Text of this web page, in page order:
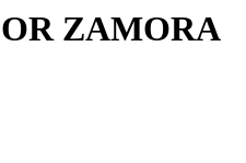
ZAMORA